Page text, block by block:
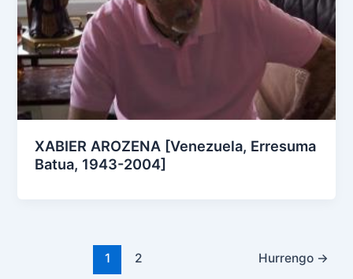
XABIER AROZENA [Venezuela, Erresuma
Batua, 1943-2004]
1 2 Hurrengo →